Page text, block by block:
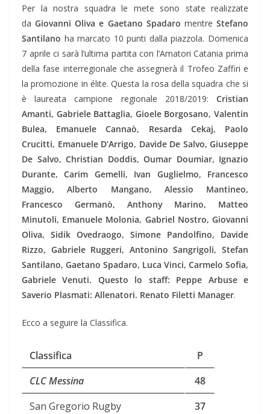
Per la nostra squadra le mete sono state realizzate
daGiovanni Oliva e Gaetano Spadaro mentreStefano
Santilano ha marcato 10 punti dalla piazzola. Domenica
7 aprile ci sarà l’ultima partita con l’Amatori Catania prima
della fase interregionale che assegnerà il Trofeo Zaffiri e
la promozione in élite. Questa la rosa della squadra che si
è laureata campione regionale 2018/2019: Cristian
Amanti, Gabriele Battaglia, Gioele Borgosano, Valentin
Bulea, Emanuele Cannaò, Resarda Cekaj, Paolo
Crucitti, Emanuele D’Arrigo, Davide De Salvo, Giuseppe
De Salvo, Christian Doddis, Oumar Doumiar, Ignazio
Durante, Carim Gemelli, Ivan Guglielmo, Francesco
Maggio, Alberto Mangano, Alessio Mantineo,
Francesco Germanò, Anthony Marino, Matteo
Minutoli, Emanuele Molonia, Gabriel Nostro, Giovanni
Oliva, Sidik Ovedraogo, Simone Pandolfino, Davide
Rizzo, Gabriele Ruggeri, Antonino Sangrigoli, Stefan
Santilano, Gaetano Spadaro, Luca Vinci, Carmelo Sofia,
Gabriele Venuti. Questo lo staff: Peppe Arbuse e
Saverio Plasmati: Allenatori. Renato Filetti Manager.
Ecco a seguire la Classifica.
Classifica
P
CLC Messina
48
San Gregorio Rugby
37